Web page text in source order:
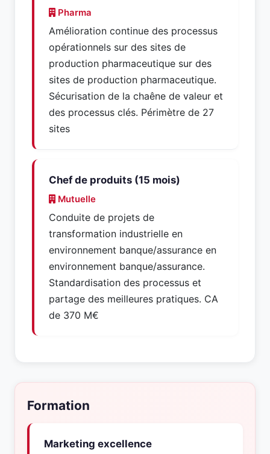
Pharma
Amélioration continue des processus
opérationnels sur des sites de
production pharmaceutique sur des
sites de production pharmaceutique.
Sécurisation de la chaêne de valeur et
des processus clés. Périmètre de 27
sites
Chef de produits (15 mois)
Mutuelle
Conduite de projets de
transformation industrielle en
environnement banque/assurance en
environnement banque/assurance.
Standardisation des processus et
partage des meilleures pratiques. CA
de 370 M€
Formation
Marketing excellence